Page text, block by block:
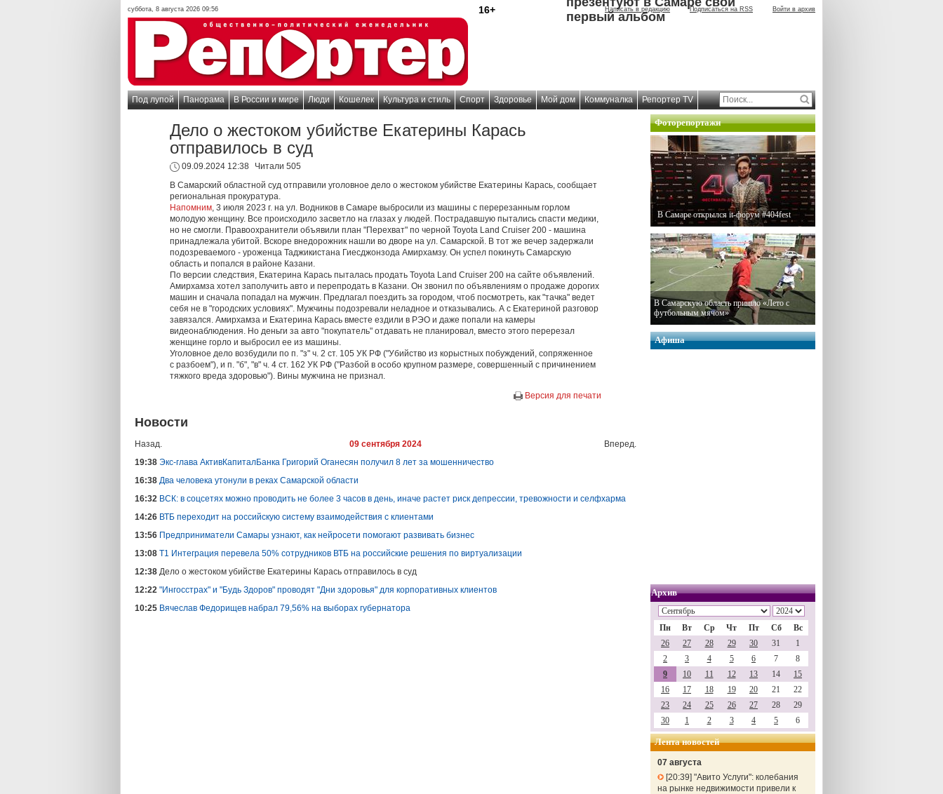
суббота, 8 августа 2026 09:56 16+ Написать в редакцию Подписаться на RSS Войти в архив
первый альбом
Под лупой Панорама В России и мире Люди Кошелек Культура и стиль Спорт Здоровье Мой дом Коммуналка Репортер TV
Дело о жестоком убийстве Екатерины Карась
отправилось в суд
09.09.2024 12:38
Читали 505
В Самарский областной суд отправили уголовное дело о жестоком убийстве Екатерины Карась, сообщает
региональная прокуратура.
Напомним, 3 июля 2023 г. на ул. Водников в Самаре выбросили из машины с перерезанным горлом
молодую женщину. Все происходило засветло на глазах у людей. Пострадавшую пытались спасти медики,
но не смогли. Правоохранители объявили план "Перехват" по черной Toyota Land Cruiser 200 - машина
принадлежала убитой. Вскоре внедорожник нашли во дворе на ул. Самарской. В тот же вечер задержали
подозреваемого - уроженца Таджикистана Гиесджонзода Амирхамзу. Он успел покинуть Самарскую
область и попался в районе Казани.
По версии следствия, Екатерина Карась пыталась продать Toyota Land Cruiser 200 на сайте объявлений.
Амирхамза хотел заполучить авто и перепродать в Казани. Он звонил по объявлениям о продаже дорогих
машин и сначала попадал на мужчин. Предлагал поездить за городом, чтоб посмотреть, как "тачка" ведет
себя не в "городских условиях". Мужчины подозревали неладное и отказывались. А с Екатериной разговор
завязался. Амирхамза и Екатерина Карась вместе ездили в РЭО и даже попали на камеры
видеонаблюдения. Но деньги за авто "покупатель" отдавать не планировал, вместо этого перерезал
женщине горло и выбросил ее из машины.
Уголовное дело возбудили по п. "з" ч. 2 ст. 105 УК РФ ("Убийство из корыстных побуждений, сопряженное
с разбоем"), и п. "б", "в" ч. 4 ст. 162 УК РФ ("Разбой в особо крупном размере, совершенный с причинением
тяжкого вреда здоровью"). Вины мужчина не признал.
Версия для печати
Новости
Назад. 09 сентября 2024
Вперед.
19:38 Экс-глава АктивКапиталБанка Григорий Оганесян получил 8 лет за мошенничество
16:38 Два человека утонули в реках Самарской области
16:32 ВСК: в соцсетях можно проводить не более 3 часов в день, иначе растет риск депрессии, тревожности и селфхарма
14:26 ВТБ переходит на российскую систему взаимодействия с клиентами
13:56 Предприниматели Самары узнают, как нейросети помогают развивать бизнес
13:08 Т1 Интеграция перевела 50% сотрудников ВТБ на российские решения по виртуализации
12:38 Дело о жестоком убийстве Екатерины Карась отправилось в суд
12:22 "Ингосстрах" и "Будь Здоров" проводят "Дни здоровья" для корпоративных клиентов
10:25 Вячеслав Федорищев набрал 79,56% на выборах губернатора
Фоторепортажи
В Самаре открылся it-форум #404fest
В Самарскую область пришло «Лето с
футбольным мячом»
Афиша
Архив
Пн Вт Ср Чт Пт Сб
Вс
26
27 28 29 30 31
1
2
3 4 5 6 7
8
9
10 11 12 13 14
15
16
17 18 19 20 21
22
23
24 25 26 27 28
29
30
1 2 3 4 5 6
Лента новостей
07 августа
20:39 "Авито Услуги": колебания
на рынке недвижимости привели к